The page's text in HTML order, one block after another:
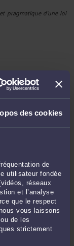
des cookies
de
utilisateur fondée
réseaux
et l’analyse
que le respect
vous laissons
de les
strictement
pragmatique d'une loi